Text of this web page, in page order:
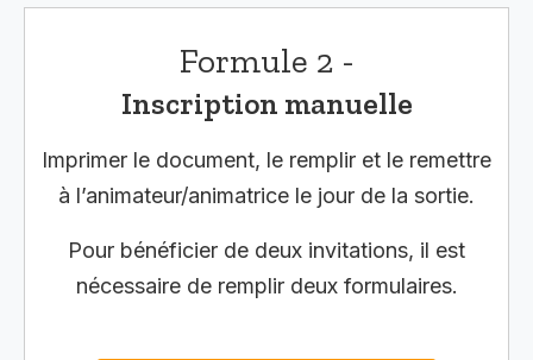
Formule 2 -
Inscription manuelle
Imprimer le document, le remplir et le remettre
à l’animateur/animatrice le jour de la sortie.
Pour bénéficier de deux invitations, il est
nécessaire de remplir deux formulaires.